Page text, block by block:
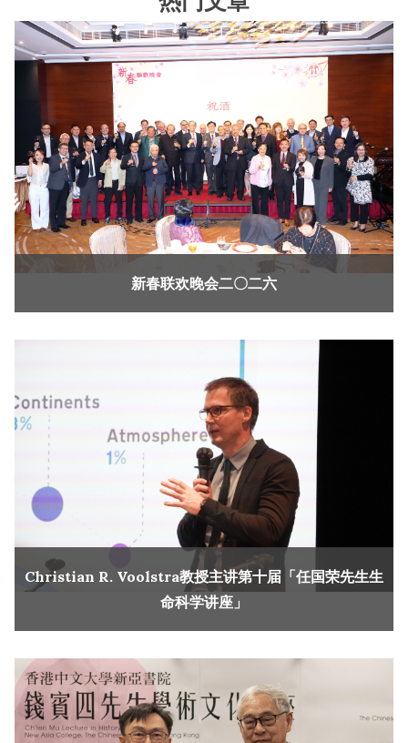
新春联欢晚会二〇二六
Christian R. Voolstra教授主讲第十届「任国荣先生生
命科学讲座」